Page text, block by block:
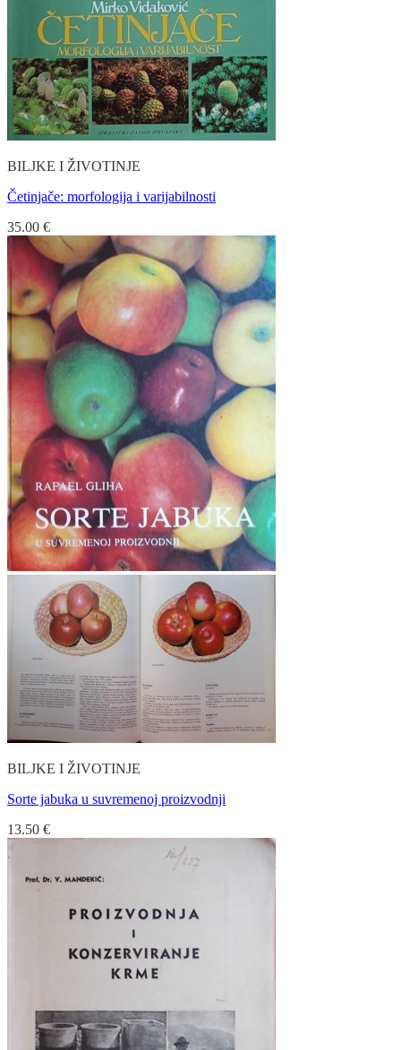
BILJKE I ŽIVOTINJE
Četinjače: morfologija i varijabilnosti
35.00 €
BILJKE I ŽIVOTINJE
Sorte jabuka u suvremenoj proizvodnji
13.50 €